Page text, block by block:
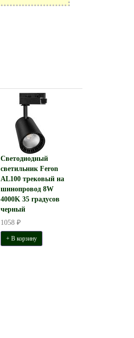
Светодиодный
светильник Feron
AL100 трековый на
шинопровод 8W
4000K 35 градусов
черный
1058 ₽
+ В корзину